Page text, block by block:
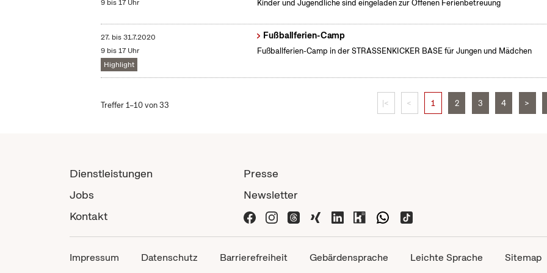
9 bis 17 Uhr Kinder und Jugendliche sind eingeladen zur Offenen Ferienbetreuung
27. bis31.7.2020
9 bis 17 Uhr
Highlight
Fußballferien-Camp
Fußballferien-Camp in der STRASSENKICKER BASE für Jungen und Mädchen
Treffer 1–10 von 33 |< < 1 2 3 4 >
Dienstleistungen
Jobs
Kontakt
Presse
Newsletter
Impressum Datenschutz Barrierefreiheit Gebärdensprache Leichte Sprache Sitemap